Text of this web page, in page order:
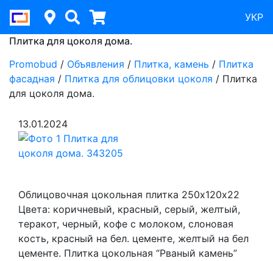
УКР
Плитка для цоколя дома.
Promobud / Объявления / Плитка, камень / Плитка
фасадная / Плитка для облицовки цоколя / Плитка
для цоколя дома.
13.01.2024
Облицовочная цокольная плитка 250х120х22
Цвета: коричневый, красный, серый, желтый,
теракот, черный, кофе с молоком, слоновая
кость, красный на бел. цементе, желтый на бел
цементе. Плитка цокольная “Рваный камень”